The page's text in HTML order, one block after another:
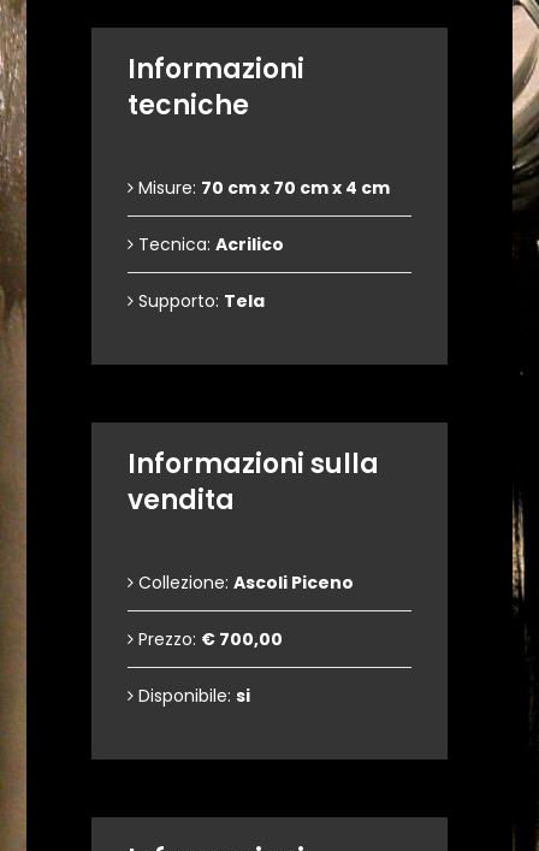
Informazioni
tecniche
Misure: 70 cm x 70 cm x 4 cm
Tecnica: Acrilico
Supporto: Tela
Informazioni sulla
vendita
Collezione: Ascoli Piceno
Prezzo: € 700,00
Disponibile: si